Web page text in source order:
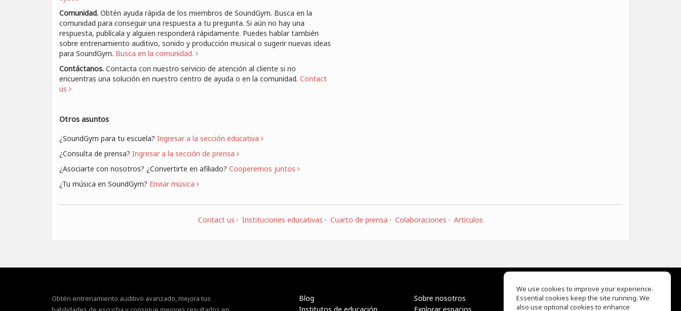
Comunidad. Obtén ayuda rápida de los miembros de SoundGym. Busca en la
comunidad para conseguir una respuesta a tu pregunta. Si aún no hay una
respuesta, publícala y alguien responderá rápidamente. Puedes hablar también
sobre entrenamiento auditivo, sonido y producción musical o sugerir nuevas ideas
para SoundGym. Busca en la comunidad.
Contáctanos. Contacta con nuestro servicio de atención al cliente si no
encuentras una solución en nuestro centro de ayuda o en la comunidad. Contact
us
Otros asuntos
¿SoundGym para tu escuela? Ingresar a la sección educativa
¿Consulta de prensa? Ingresar a la sección de prensa
¿Asociarte con nosotros? ¿Convertirte en afiliado? Cooperemos juntos
¿Tu música en SoundGym? Enviar música
Contact us · Instituciones educativas · Cuarto de prensa · Colaboraciones · Artículos
Obtén entrenamiento auditivo avanzado, mejora tus
Blog
Sobre nosotros
EQ Ear Training
We use cookies to improve your experience.
Essential cookies keep the site running. We
also use optional cookies to enhance